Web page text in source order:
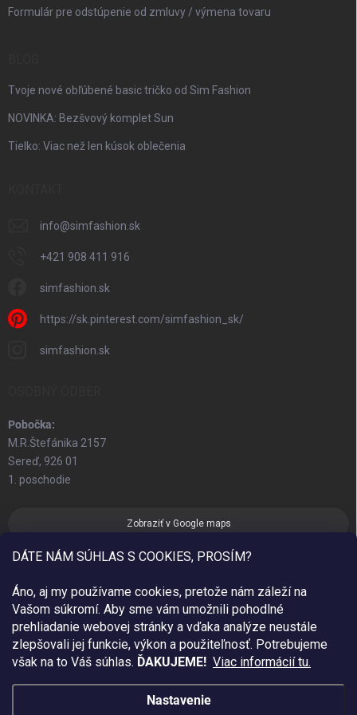
DÁTE NÁM SÚHLAS S COOKIES, PROSÍM?
Áno, aj my používame cookies, pretože nám záleží na
Vašom súkromí. Aby sme vám umožnili pohodlné
prehliadanie webovej stránky a vďaka analýze neustále
zlepšovali jej funkcie, výkon a použiteľnosť. Potrebujeme
však na to Váš súhlas. ĎAKUJEME! Viac informácií tu.
Nastavenie
Formulár pre odstúpenie od zmluvy / výmena tovaru
Tvoje nové obľúbené basic tričko od Sim Fashion
NOVINKA: Bezšvový komplet Sun
Tielko: Viac než len kúsok oblečenia
info@simfashion.sk
+421 908 411 916
simfashion.sk
https://sk.pinterest.com/simfashion_sk/
simfashion.sk
Pobočka:
M.R.Štefánika 2157
Sereď, 926 01
1. poschodie
Zobraziť v Google maps